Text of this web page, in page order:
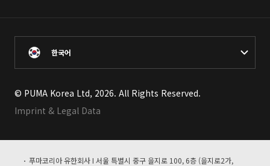
한국어
© PUMA Korea Ltd, 2026. All Rights Reserved.
Imprint & Legal Data
푸마코리아 유한회사 I 서울 특별시 중구 을지로 100, 6층 (을지로2가,